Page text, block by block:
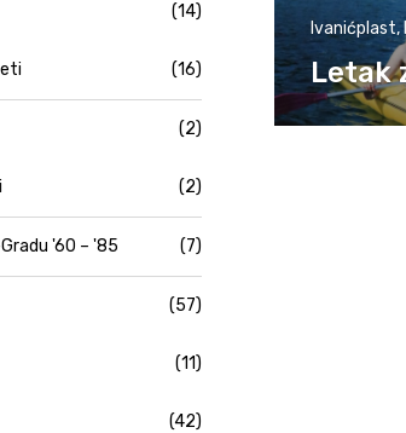
Ivanićplast,
Letak
(14)
(16)
(2)
(2)
'60 – '85 (7)
(57)
(11)
(42)